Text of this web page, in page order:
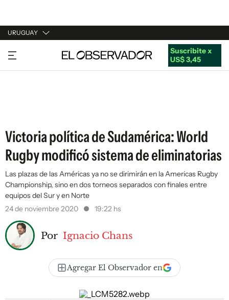
URUGUAY
URUGUAY
ARGENTINA
Suscribite x
US$ 3,45
Victoria política de Sudamérica: World
Rugby modificó sistema de eliminatorias
Las plazas de las Américas ya no se dirimirán en la Americas Rugby
Championship, sino en dos torneos separados con finales entre
equipos del Sur y en Norte
24 de noviembre 2020
19:22 hs
Por Ignacio Chans
Agregar El Observador en